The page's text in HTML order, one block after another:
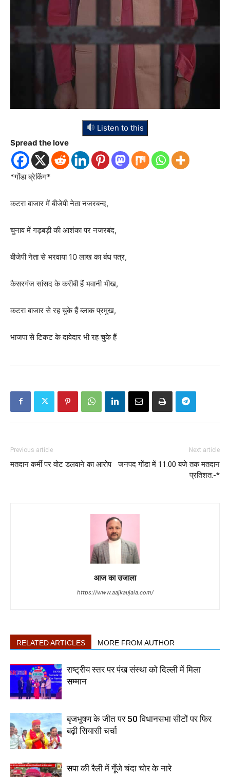
Listen to this
Spread the love
*गोंडा ब्रेकिंग*
कटरा बाजार में बीजेपी नेता नजरबन्द,
चुनाव में गड़बड़ी की आशंका पर नजरबंद,
बीजेपी नेता से भरवाया 10 लाख का बंध पत्र,
कैसरगंज सांसद के करीबी हैं भवानी भीख,
कटरा बाजार से रह चुके हैं ब्लाक प्रमुख,
भाजपा से टिकट के दावेदार भी रह चुके हैं
Previous article
मतदान कर्मी पर वोट डलवाने का आरोप
Next article
जनपद गोंडा में 11:00 बजे तक मतदान
प्रतिशत:-*
आज का उजाला
https://www.aajkaujala.com/
RELATED ARTICLES MORE FROM AUTHOR
राष्ट्रीय स्तर पर पंख संस्था को दिल्ली में मिला
सम्मान
बृजभूषण के जीत पर 50 विधानसभा सीटों पर फिर
बढ़ी सियासी चर्चा
सपा की रैली में गूँजे चंदा चोर के नारे